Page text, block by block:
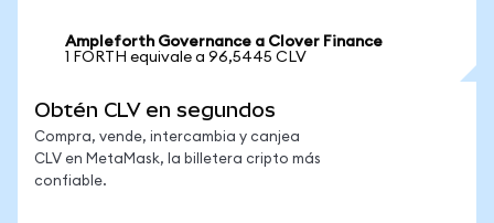
Ampleforth Governance a Clover Finance
1 FORTH equivale a 96,5445 CLV
Obtén CLV en segundos
Compra, vende, intercambia y canjea
CLV en MetaMask, la billetera cripto más
confiable.